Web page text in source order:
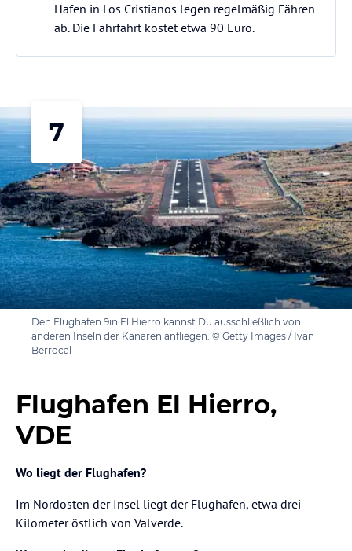
Hafen in Los Cristianos legen regelmäßig Fähren
ab. Die Fährfahrt kostet etwa 90 Euro.
7
Den Flughafen 9in El Hierro kannst Du ausschließlich von
anderen Inseln der Kanaren anfliegen. © Getty Images / Ivan
Berrocal
Flughafen El Hierro,
VDE
Wo liegt der Flughafen?
Im Nordosten der Insel liegt der Flughafen, etwa drei
Kilometer östlich von Valverde.